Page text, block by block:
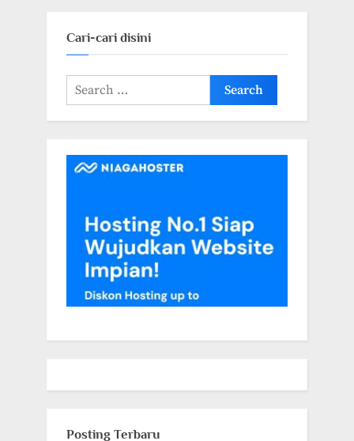
Cari-cari disini
Search
for:
Posting Terbaru